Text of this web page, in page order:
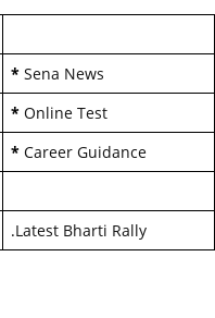
* Sena News
* Online Test
* Career Guidance
.Latest Bharti Rally